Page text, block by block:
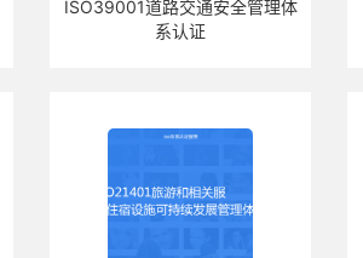
ISO39001道路交通安全管理体
系认证